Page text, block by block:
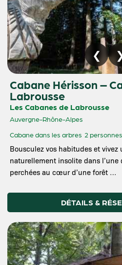
Cabane Hérisson –
Labrousse
Les Cabanes de Labrousse
Auvergne-Rhône-Alpes
Cabane dans les arbres 2 personnes
Bousculez vos habitudes et vivez
naturellement insolite dans l’une
perchées au cœur d’une forêt …
DÉTAILS &